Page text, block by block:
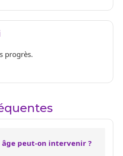
progrès.
âge peut-on intervenir ?